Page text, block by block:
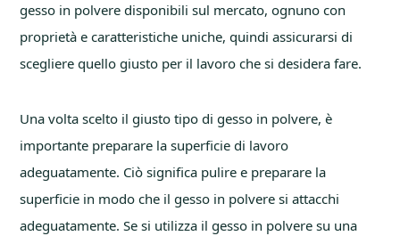
gesso in polvere disponibili sul mercato, ognuno con
proprietà e caratteristiche uniche, quindi assicurarsi di
scegliere quello giusto per il lavoro che si desidera fare.
Una volta scelto il giusto tipo di gesso in polvere, è
importante preparare la superficie di lavoro
adeguatamente. Ciò significa pulire e preparare la
superficie in modo che il gesso in polvere si attacchi
adeguatamente. Se si utilizza il gesso in polvere su una